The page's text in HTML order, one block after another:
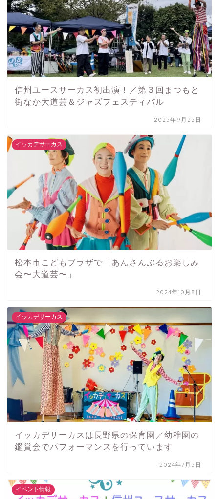
信州ユースサーカス初出演！／第３回まつもと
街なか大道芸＆ジャズフェスティバル
2025年9月25日
イッカデサーカス
松本市こどもプラザで「あんさんぶるお楽しみ
会〜大道芸〜」
2024年10月8日
イッカデサーカス
イッカデサーカスは長野県の保育園／幼稚園の
鑑賞会でパフォーマンスを行っています
2024年7月5日
イベント情報